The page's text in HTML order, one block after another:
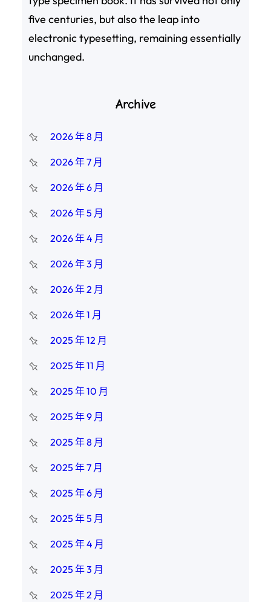
five centuries, but also the leap into
electronic typesetting, remaining essentially
unchanged.
Archive
2026 年 8 月
2026 年 7 月
2026 年 6 月
2026 年 5 月
2026 年 4 月
2026 年 3 月
2026 年 2 月
2026 年 1 月
2025 年 12 月
2025 年 11 月
2025 年 10 月
2025 年 9 月
2025 年 8 月
2025 年 7 月
2025 年 6 月
2025 年 5 月
2025 年 4 月
2025 年 3 月
2025 年 2 月